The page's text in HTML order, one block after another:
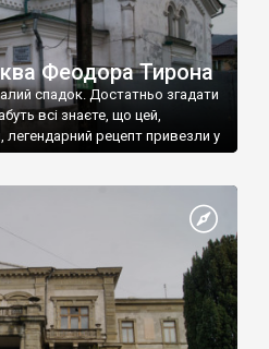
Феодора Тирона
спадок. Достатньо згадати
всі знаєте, що цей,
легендарний рецепт привезли у